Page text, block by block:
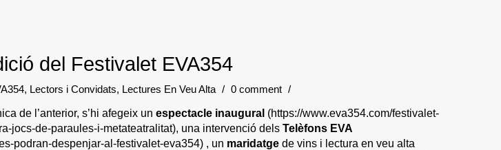
del Festivalet EVA354
, Lectors i Convidats, Lectures En Veu Alta / 0 comment /
de l’anterior, s’hi afegeix un espectacle inaugural (https://www.eva354.com/festivalet-
jocs-de-paraules-i-metateatralitat), una intervenció dels Telèfons EVA
podran-despenjar-al-festivalet-eva354) , un maridatge de vins i lectura en veu alta